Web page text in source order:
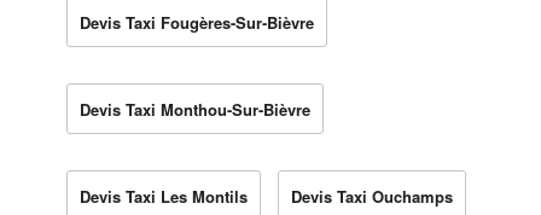
Devis Taxi Fougères-Sur-Bièvre
Devis Taxi Monthou-Sur-Bièvre
Devis Taxi Les Montils Devis Taxi Ouchamps